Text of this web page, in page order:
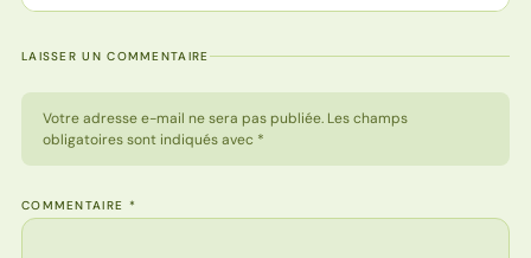
LAISSER UN COMMENTAIRE
Votre adresse e-mail ne sera pas publiée. Les champs
obligatoires sont indiqués avec *
COMMENTAIRE *